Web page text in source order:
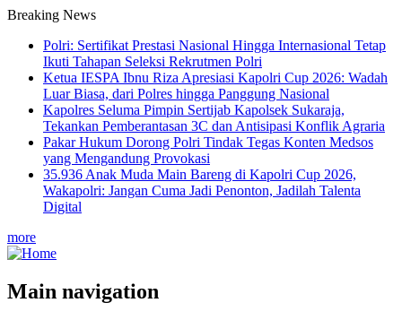
Breaking News
Polri: Sertifikat Prestasi Nasional Hingga Internasional Tetap
Ikuti Tahapan Seleksi Rekrutmen Polri
Ketua IESPA Ibnu Riza Apresiasi Kapolri Cup 2026: Wadah
Luar Biasa, dari Polres hingga Panggung Nasional
Kapolres Seluma Pimpin Sertijab Kapolsek Sukaraja,
Tekankan Pemberantasan 3C dan Antisipasi Konflik Agraria
Pakar Hukum Dorong Polri Tindak Tegas Konten Medsos
yang Mengandung Provokasi
35.936 Anak Muda Main Bareng di Kapolri Cup 2026,
Wakapolri: Jangan Cuma Jadi Penonton, Jadilah Talenta
Digital
more
Main navigation